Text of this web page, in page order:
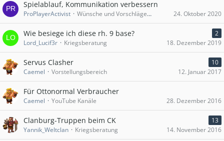
Spielablauf, Kommunikation verbessern
ProPlayerActivist Wünsche und Vorschläge zu Clash of Clans 24. Oktober 2020
Wie besiege ich diese rh. 9 base?
2
Lord_Lucif3r
Kriegsberatung 18. Dezember 2019
Servus Clasher
10
Caemel
Vorstellungsbereich 12. Januar 2017
Für Ottonormal Verbraucher
Caemel YouTube Kanäle 28. Dezember 2016
Clanburg-Truppen beim CK
13
Yannik_Weltclan
Kriegsberatung 14. November 2016